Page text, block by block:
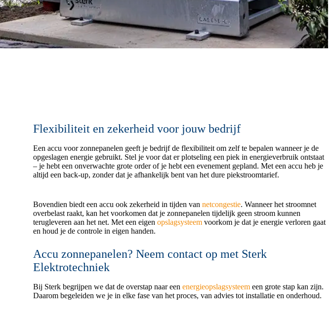
Flexibiliteit en zekerheid voor jouw bedrijf
Een accu voor zonnepanelen geeft je bedrijf de flexibiliteit om zelf te bepalen wanneer je de
opgeslagen energie gebruikt. Stel je voor dat er plotseling een piek in energieverbruik ontstaat
– je hebt een onverwachte grote order of je hebt een evenement gepland. Met een accu heb je
altijd een back-up, zonder dat je afhankelijk bent van het dure piekstroomtarief.
Bovendien biedt een accu ook zekerheid in tijden vannetcongestie. Wanneer het stroomnet
overbelast raakt, kan het voorkomen dat je zonnepanelen tijdelijk geen stroom kunnen
terugleveren aan het net. Met een eigenopslagsysteem voorkom je dat je energie verloren gaat
en houd je de controle in eigen handen.
Accu zonnepanelen? Neem contact op met Sterk
Elektrotechniek
Bij Sterk begrijpen we dat de overstap naar eenenergieopslagsysteem een grote stap kan zijn.
Daarom begeleiden we je in elke fase van het proces, van advies tot installatie en onderhoud.